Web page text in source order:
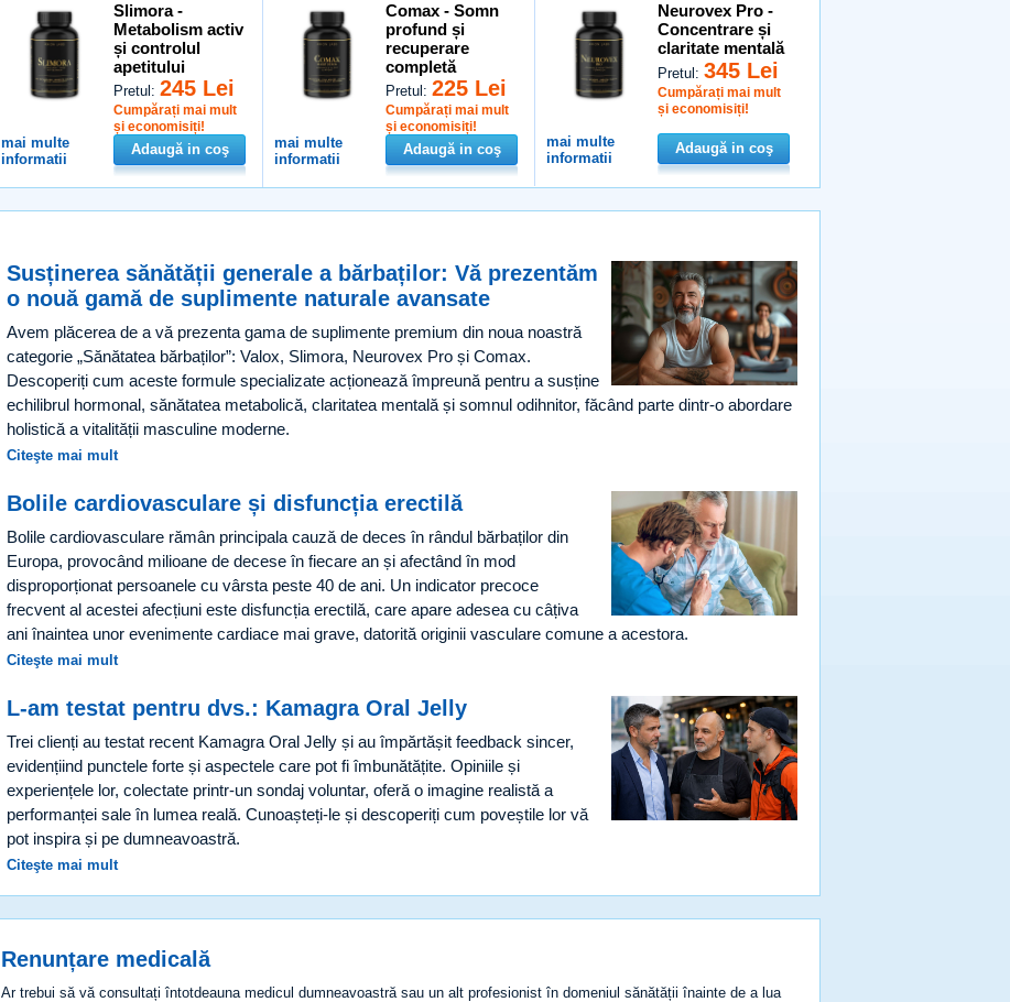
Slimora -
Metabolism activ
și controlul
apetitului
Pretul:245 Lei
Cumpărați mai mult
și economisiți!
mai multe
informatii
Adaugă in coş
Comax - Somn
profund și
recuperare
completă
Pretul:225 Lei
Cumpărați mai mult
și economisiți!
mai multe
informatii
Adaugă in coş
Neurovex Pro -
Concentrare și
claritate mentală
Pretul:345 Lei
Cumpărați mai mult
și economisiți!
mai multe
informatii
Adaugă in coş
Susținerea sănătății generale a bărbaților: Vă prezentăm
o nouă gamă de suplimente naturale avansate
Avem plăcerea de a vă prezenta gama de suplimente premium din noua noastră
categorie „Sănătatea bărbaților”: Valox, Slimora, Neurovex Pro și Comax.
Descoperiți cum aceste formule specializate acționează împreună pentru a susține
echilibrul hormonal, sănătatea metabolică, claritatea mentală și somnul odihnitor, făcând parte dintr-o abordare
holistică a vitalității masculine moderne.
Citeşte mai mult
Bolile cardiovasculare și disfuncția erectilă
Bolile cardiovasculare rămân principala cauză de deces în rândul bărbaților din
Europa, provocând milioane de decese în fiecare an și afectând în mod
disproporționat persoanele cu vârsta peste 40 de ani. Un indicator precoce
frecvent al acestei afecțiuni este disfuncția erectilă, care apare adesea cu câțiva
ani înaintea unor evenimente cardiace mai grave, datorită originii vasculare comune a acestora.
Citeşte mai mult
L-am testat pentru dvs.: Kamagra Oral Jelly
Trei clienți au testat recent Kamagra Oral Jelly și au împărtășit feedback sincer,
evidențiind punctele forte și aspectele care pot fi îmbunătățite. Opiniile și
experiențele lor, colectate printr-un sondaj voluntar, oferă o imagine realistă a
performanței sale în lumea reală. Cunoașteți-le și descoperiți cum poveștile lor vă
pot inspira și pe dumneavoastră.
Citeşte mai mult
Renunțare medicală
Ar trebui să vă consultați întotdeauna medicul dumneavoastră sau un alt profesionist în domeniul sănătății înainte de a lua